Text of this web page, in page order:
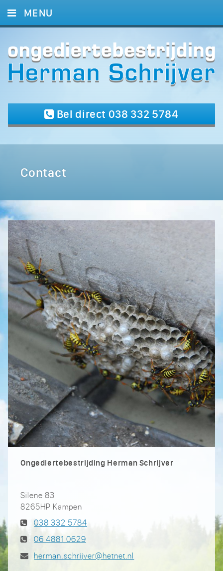
Bel direct 038 332 5784
MENU
DIENSTEN
REFERENTIES
Contact
Ongediertebestrijding Herman Schrijver
Silene 83
8265HP Kampen
038 332 5784
06 4881 0629
herman.schrijver@hetnet.nl